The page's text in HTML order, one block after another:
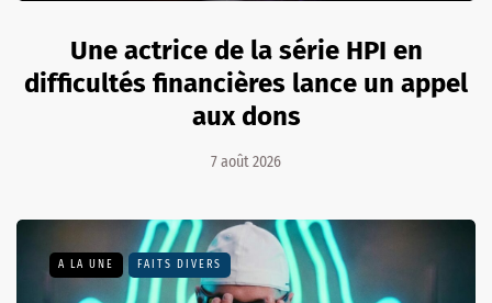
Une actrice de la série HPI en
difficultés financières lance un appel
aux dons
7 août 2026
A LA UNE FAITS DIVERS